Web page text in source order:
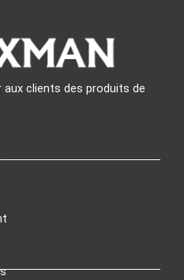
clients des produits de